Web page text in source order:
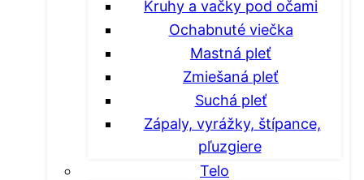
Kruhy a vačky pod očami
Ochabnuté viečka
Mastná pleť
Zmiešaná pleť
Suchá pleť
Zápaly, vyrážky, štípance,
pľuzgiere
Telo